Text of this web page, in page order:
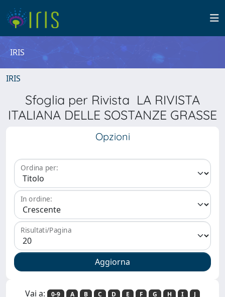
IRIS
IRIS
Sfoglia per Rivista LA RIVISTA
ITALIANA DELLE SOSTANZE GRASSE
Opzioni
Ordina per:
In ordine:
Risultati/Pagina
Vai a: 0-9 A B C D E F G H I
J